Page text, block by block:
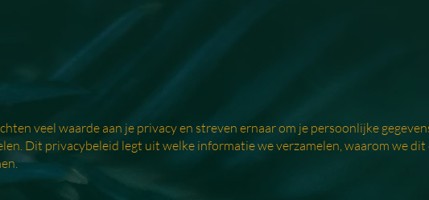
veel waarde aan je privacy en streven ernaar om je persoonlijke
Dit privacybeleid legt uit welke informatie we verzamelen, waarom we dit